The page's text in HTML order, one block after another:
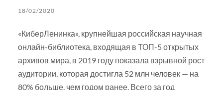
18/02/2020
«КиберЛенинка», крупнейшая российская научная
онлайн-библиотека, входящая в ТОП-5 открытых
архивов мира, в 2019 году показала взрывной рост
аудитории, которая достигла 52 млн человек — на
80% больше, чем годом ранее. Всего за год